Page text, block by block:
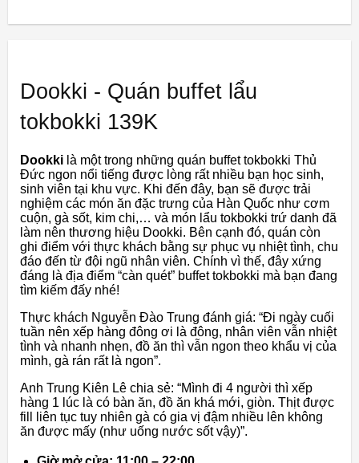
Dookki - Quán buffet lẩu
tokbokki 139K
Dookki là một trong những quán buffet tokbokki Thủ
Đức ngon nổi tiếng được lòng rất nhiều bạn học sinh,
sinh viên tại khu vực. Khi đến đây, bạn sẽ được trải
nghiệm các món ăn đặc trưng của Hàn Quốc như cơm
cuộn, gà sốt, kim chi,… và món lẩu tokbokki trứ danh đã
làm nên thương hiệu Dookki. Bên cạnh đó, quán còn
ghi điểm với thực khách bằng sự phục vụ nhiệt tình, chu
đáo đến từ đội ngũ nhân viên. Chính vì thế, đây xứng
đáng là địa điểm “càn quét” buffet tokbokki mà bạn đang
tìm kiếm đấy nhé!
Thực khách Nguyễn Đào Trung đánh giá: “Đi ngày cuối
tuần nên xếp hàng đông ơi là đông, nhân viên vẫn nhiệt
tình và nhanh nhẹn, đồ ăn thì vẫn ngon theo khẩu vị của
mình, gà rán rất là ngon”.
Anh Trung Kiên Lê chia sẻ: “Mình đi 4 người thì xếp
hàng 1 lúc là có bàn ăn, đồ ăn khá mới, giòn. Thịt được
fill liên tục tuy nhiên gà có gia vị đậm nhiều lên không
ăn được mấy (như uống nước sốt vậy)”.